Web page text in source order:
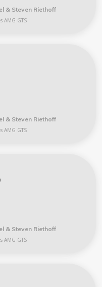
& Steven Riethoff
AMG GTS
& Steven Riethoff
AMG GTS
& Steven Riethoff
AMG GTS